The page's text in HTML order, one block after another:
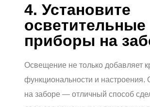
4. Установите
осветительные
приборы на
Освещение не только добавляет
функциональности и настроения.
на заборе — отличный способ